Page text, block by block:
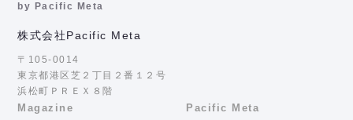
by Pacific Meta
株式会社Pacific Meta
〒105-0014
東京都港区芝２丁目２番１２号
浜松町ＰＲＥＸ８階
Magazine Pacific Meta